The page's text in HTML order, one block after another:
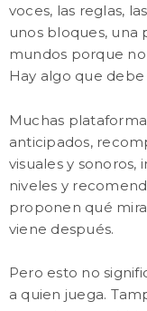
voces, las reglas,
unos bloques, una
mundos porque
Hay algo que
Muchas
anticipados,
visuales y sonoros,
niveles y
proponen qué
viene después.
Pero esto no
a quien juega.